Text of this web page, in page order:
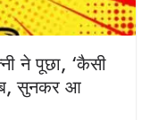
ने पूछा, ‘कैसी
सुनकर आ